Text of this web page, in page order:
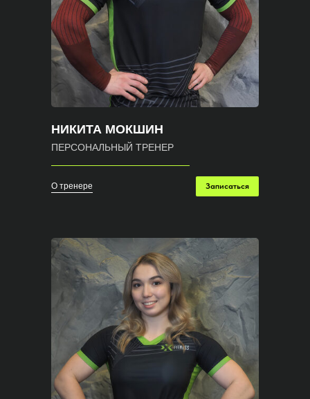
НИКИТА МОКШИН
ПЕРСОНАЛЬНЫЙ ТРЕНЕР
О тренере Записаться